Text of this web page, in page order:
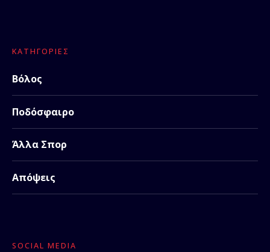
ΚΑΤΗΓΟΡΊΕΣ
Βόλος
Ποδόσφαιρο
Άλλα Σπορ
Απόψεις
SOCIAL MEDIA